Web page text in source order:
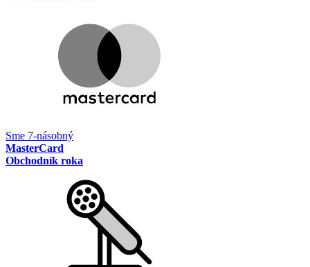
Sme 7-násobný
MasterCard
Obchodník roka